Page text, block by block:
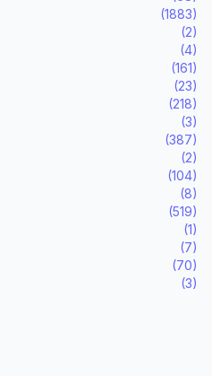
(1883)
(2)
(4)
(161)
(23)
(218)
(3)
(387)
(2)
(104)
(8)
(519)
(1)
(7)
(70)
(3)